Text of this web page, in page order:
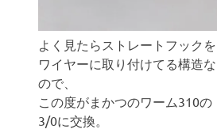
よく見たらストレートフックを
ワイヤーに取り付けてる構造な
ので、
この度がまかつのワーム310の
3/0に交換。